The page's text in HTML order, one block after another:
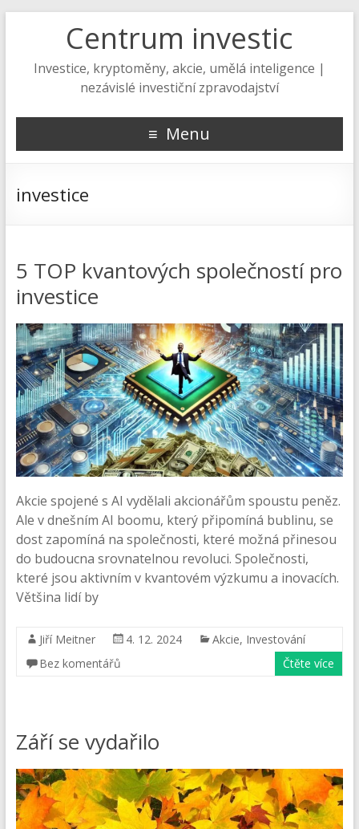
Centrum investic
Investice, kryptoměny, akcie, umělá inteligence |
nezávislé investiční zpravodajství
Menu
investice
5 TOP kvantových společností pro
investice
Akcie spojené s AI vydělali akcionářům spoustu peněz.
Ale v dnešním AI boomu, který připomíná bublinu, se
dost zapomíná na společnosti, které možná přinesou
do budoucna srovnatelnou revoluci. Společnosti,
které jsou aktivním v kvantovém výzkumu a inovacích.
Většina lidí by
Jiří Meitner 4. 12. 2024 Akcie, Investování
Bez komentářů
Čtěte více
Září se vydařilo